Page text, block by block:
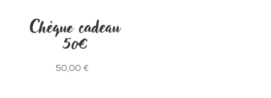
Chèque cadeau
50€
50,00 €